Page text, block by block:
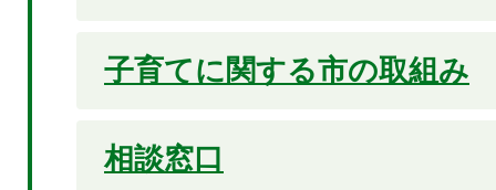
子育てに関する市の取組み
相談窓口